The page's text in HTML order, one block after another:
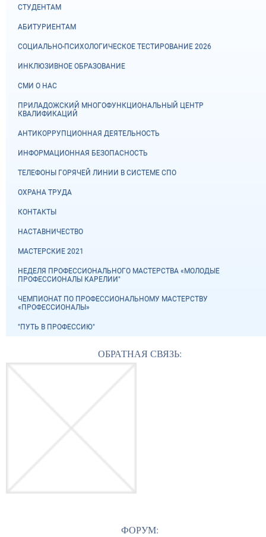
СТУДЕНТАМ
АБИТУРИЕНТАМ
СОЦИАЛЬНО-ПСИХОЛОГИЧЕСКОЕ ТЕСТИРОВАНИЕ 2026
ИНКЛЮЗИВНОЕ ОБРАЗОВАНИЕ
СМИ О НАС
ПРИЛАДОЖСКИЙ МНОГОФУНКЦИОНАЛЬНЫЙ ЦЕНТР
КВАЛИФИКАЦИЙ
АНТИКОРРУПЦИОННАЯ ДЕЯТЕЛЬНОСТЬ
ИНФОРМАЦИОННАЯ БЕЗОПАСНОСТЬ
ТЕЛЕФОНЫ ГОРЯЧЕЙ ЛИНИИ В СИСТЕМЕ СПО
ОХРАНА ТРУДА
КОНТАКТЫ
НАСТАВНИЧЕСТВО
МАСТЕРСКИЕ 2021
НЕДЕЛЯ ПРОФЕССИОНАЛЬНОГО МАСТЕРСТВА «МОЛОДЫЕ
ПРОФЕССИОНАЛЫ КАРЕЛИИ"
ЧЕМПИОНАТ ПО ПРОФЕССИОНАЛЬНОМУ МАСТЕРСТВУ
«ПРОФЕССИОНАЛЫ»
"ПУТЬ В ПРОФЕССИЮ"
ОБРАТНАЯ СВЯЗЬ:
ФОРУМ: